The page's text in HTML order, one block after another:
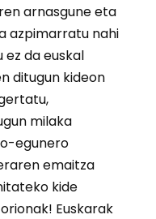
arnasgune eta
azpimarratu nahi
ez da euskal
ditugun kideon
milaka
egunero
emaitza
kide
Euskarak